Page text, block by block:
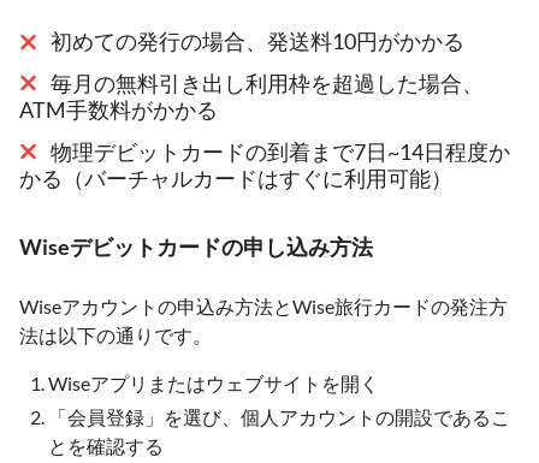
初めての発行の場合、発送料10円がかかる
毎月の無料引き出し利用枠を超過した場合、
ATM手数料がかかる
物理デビットカードの到着まで7日~14日程度か
かる（バーチャルカードはすぐに利用可能）
Wiseデビットカードの申し込み方法
Wiseアカウントの申込み方法とWise旅行カードの発注方
法は以下の通りです。
Wiseアプリまたはウェブサイトを開く
「会員登録」を選び、個人アカウントの開設であるこ
とを確認する